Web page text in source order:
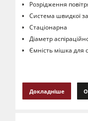
Розрідження
Система швидкої
Стаціонарна
Діаметр
Ємність мішка для
Докладніше